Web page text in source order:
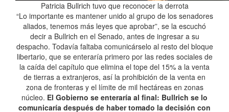
Patricia Bullrich tuvo que reconocer la derrota
“Lo importante es mantener unido al grupo de los senadores
aliados, tenemos más leyes que aprobar”, se la escuchó
decir a Bullrich en el Senado, antes de ingresar a su
despacho. Todavía faltaba comunicárselo al resto del bloque
libertario, que se enteraría primero por las redes sociales de
la caída del capítulo que elimina el tope del 15% a la venta
de tierras a extranjeros, así la prohibición de la venta en
zona de fronteras y el límite de mil hectáreas en zonas
núcleo. El Gobierno se enteraría al final: Bullrich se lo
comunicaría después de haber tomado la decisión con